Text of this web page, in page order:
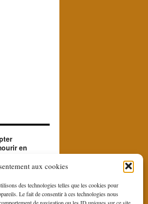
aux cookies
des technologies telles que les cookies pour
Le fait de consentir à ces technologies nous
en
l'éventualité de
entre la
et la douce
du rituel de la